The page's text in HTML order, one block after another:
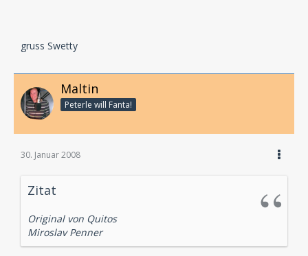
gruss Swetty
Maltin
Peterle will Fanta!
30. Januar 2008
Zitat
Original von Quitos
Miroslav Penner